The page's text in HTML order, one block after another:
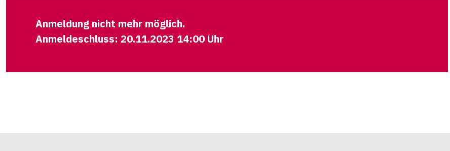
Anmeldung nicht mehr möglich.
Anmeldeschluss: 20.11.2023 14:00 Uhr